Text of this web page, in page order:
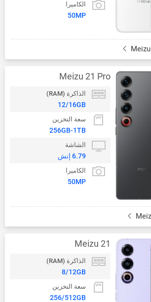
الكاميرا
50MP
Meizu 21 Pro
الذاكرة (RAM)
12/16GB
سعة التخزين
256GB-1TB
الشاشة
6.79 إنش
الكاميرا
50MP
Meizu 21
الذاكرة (RAM)
8/12GB
سعة التخزين
256/512GB